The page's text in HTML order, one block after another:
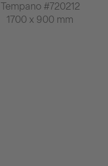
Tempano #720212
1700 x 900 mm